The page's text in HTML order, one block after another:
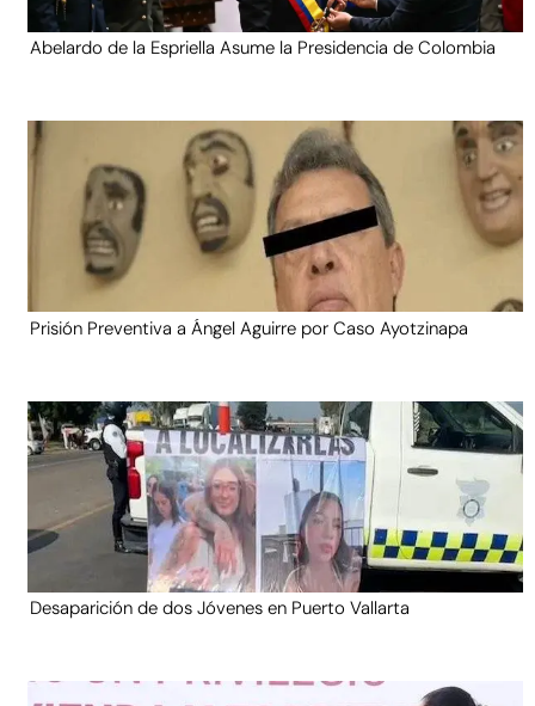
Abelardo de la Espriella Asume la Presidencia de Colombia
Prisión Preventiva a Ángel Aguirre por Caso Ayotzinapa
Desaparición de dos Jóvenes en Puerto Vallarta